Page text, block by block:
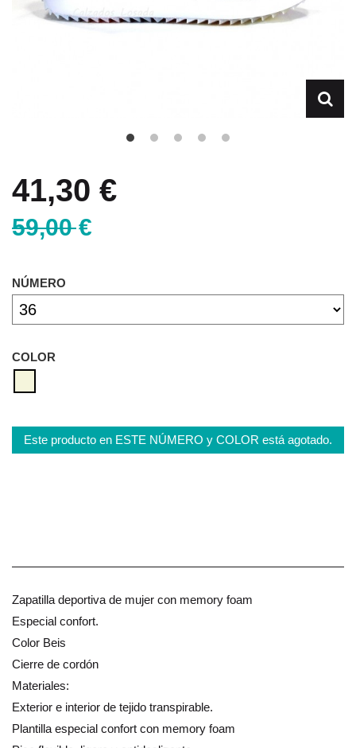
41,30 €
59,00 €
NÚMERO
COLOR
Este producto en ESTE NÚMERO y COLOR está agotado.
Zapatilla deportiva de mujer con memory foam
Especial confort.
Color Beis
Cierre de cordón
Materiales:
Exterior e interior de tejido transpirable.
Plantilla especial confort con memory foam